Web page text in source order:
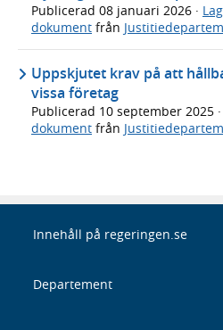
Publicerad 08 januari 2026 ·
dokument från
Uppskjutet krav på att
vissa företag
Publicerad 10 september 2025 ·
dokument från
Innehåll på regeringen.se
Departement